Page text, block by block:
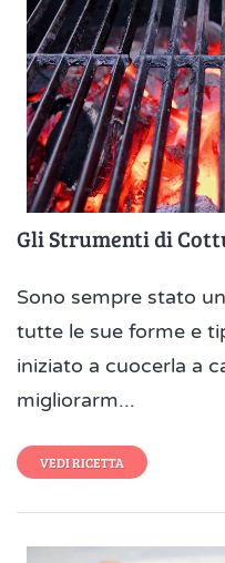
Gli Strumenti di
Sono sempre stato
tutte le sue forme e
iniziato a cuocerla a
migliorarm...
VEDI RICETTA